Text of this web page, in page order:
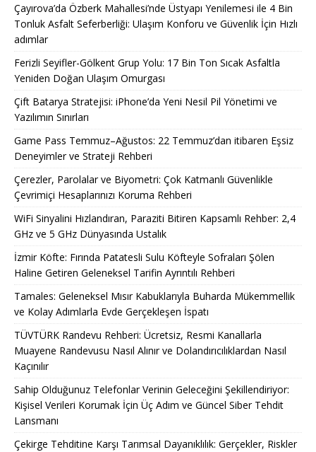
Çayırova’da Özberk Mahallesi’nde Üstyapı Yenilemesi ile 4 Bin
Tonluk Asfalt Seferberliği: Ulaşım Konforu ve Güvenlik İçin Hızlı
adımlar
Ferizli Seyifler-Gölkent Grup Yolu: 17 Bin Ton Sıcak Asfaltla
Yeniden Doğan Ulaşım Omurgası
Çift Batarya Stratejisi: iPhone’da Yeni Nesil Pil Yönetimi ve
Yazılımın Sınırları
Game Pass Temmuz–Ağustos: 22 Temmuz’dan itibaren Eşsiz
Deneyimler ve Strateji Rehberi
Çerezler, Parolalar ve Biyometri: Çok Katmanlı Güvenlikle
Çevrimiçi Hesaplarınızı Koruma Rehberi
WiFi Sinyalini Hızlandıran, Paraziti Bitiren Kapsamlı Rehber: 2,4
GHz ve 5 GHz Dünyasında Ustalık
İzmir Köfte: Fırında Patatesli Sulu Köfteyle Sofraları Şölen
Haline Getiren Geleneksel Tarifin Ayrıntılı Rehberi
Tamales: Geleneksel Mısır Kabuklarıyla Buharda Mükemmellik
ve Kolay Adımlarla Evde Gerçekleşen İspatı
TÜVTÜRK Randevu Rehberi: Ücretsiz, Resmi Kanallarla
Muayene Randevusu Nasıl Alınır ve Dolandırıcılıklardan Nasıl
Kaçınılır
Sahip Olduğunuz Telefonlar Verinin Geleceğini Şekillendiriyor:
Kişisel Verileri Korumak İçin Üç Adım ve Güncel Siber Tehdit
Lansmanı
Çekirge Tehditine Karşı Tarımsal Dayanıklılık: Gerçekler, Riskler